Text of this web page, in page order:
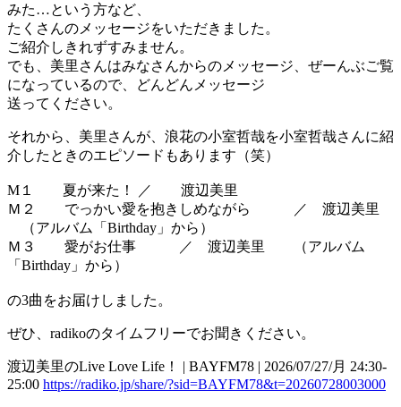
みた…という方など、
たくさんのメッセージをいただきました。
ご紹介しきれずすみません。
でも、美里さんはみなさんからのメッセージ、ぜーんぶご覧
になっているので、どんどんメッセージ
送ってください。
それから、美里さんが、浪花の小室哲哉を小室哲哉さんに紹
介したときのエピソードもあります（笑）
M１ 夏が来た！ ／ 渡辺美里
Ｍ２ でっかい愛を抱きしめながら ／ 渡辺美里
（アルバム「Birthday」から）
Ｍ３ 愛がお仕事 ／ 渡辺美里 （アルバム
「Birthday」から）
の3曲をお届けしました。
ぜひ、radikoのタイムフリーでお聞きください。
渡辺美里のLive Love Life！ | BAYFM78 | 2026/07/27/月 24:30-
25:00 https://radiko.jp/share/?sid=BAYFM78&t=20260728003000